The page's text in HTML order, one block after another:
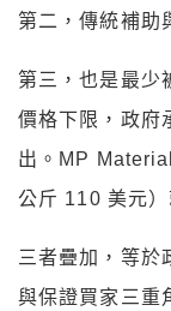
第二，傳統補助
第三，也是最少
價格下限，政府
出。MP
公斤 110 美元）
三者疊加，等於
與保證買家三重